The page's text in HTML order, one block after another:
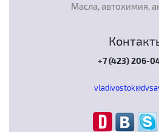
Масла, автохимия,
+7 (423) 206-